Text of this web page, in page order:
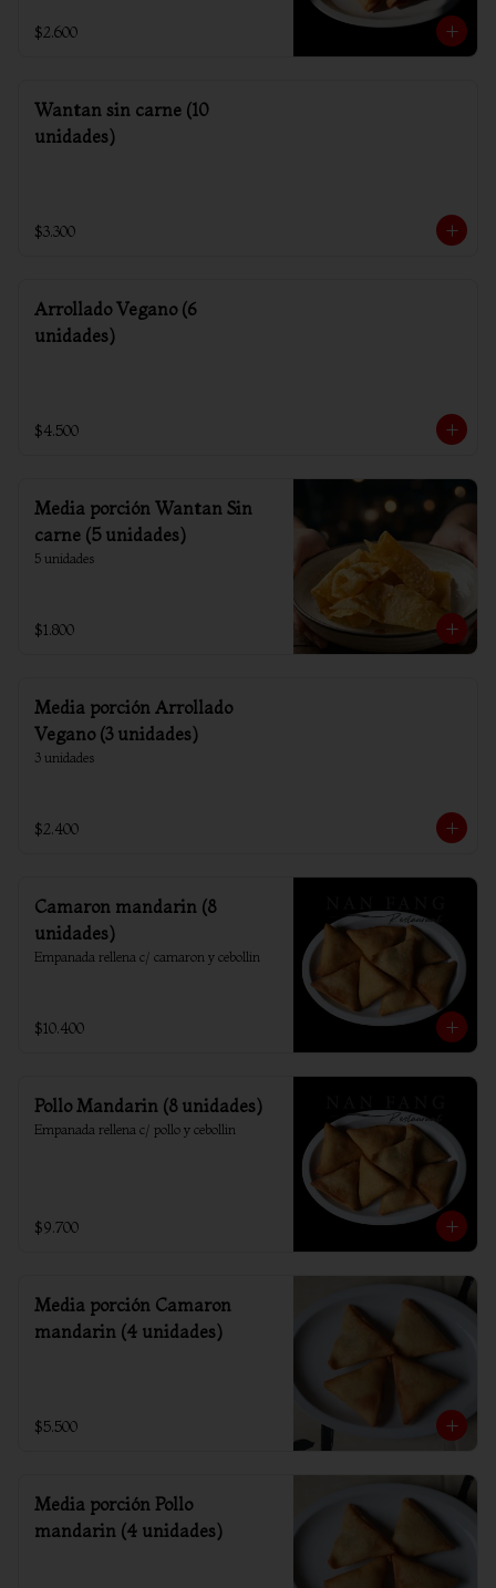
$2.600
Wantan sin carne (10
unidades)
$3.300
Arrollado Vegano (6
unidades)
$4.500
Media porción Wantan Sin
carne (5 unidades)
5 unidades
$1.800
Media porción Arrollado
Vegano (3 unidades)
3 unidades
$2.400
Camaron mandarin (8
unidades)
Empanada rellena c/ camaron y cebollin
$10.400
Pollo Mandarin (8 unidades)
Empanada rellena c/ pollo y cebollin
$9.700
Media porción Camaron
mandarin (4 unidades)
$5.500
Media porción Pollo
mandarin (4 unidades)